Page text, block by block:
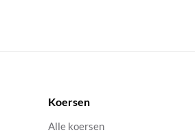
Koersen
Alle koersen